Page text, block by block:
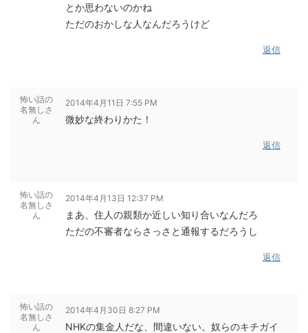
とか思わないのかね
ただのおかしな人なんだろうけど
返信
怖い話の
名無しさ
ん
2014年4月11日 7:55 PM
微妙な終わりかた！
返信
怖い話の
名無しさ
ん
2014年4月13日 12:37 PM
まあ、住人の親類か近しい知り合いなんだろ
ただの不審者ならさっさと通報するだろうし
返信
怖い話の
名無しさ
ん
2014年4月30日 8:27 PM
NHKの集金人だな、間違いない。奴らのキチガイ